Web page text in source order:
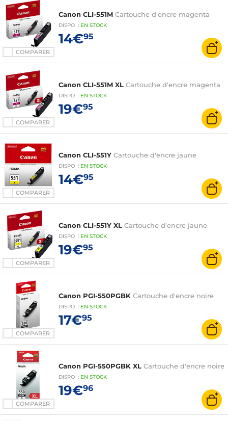
COMPARER
Canon CLI-551M Cartouche d'encre magenta
DISPO : EN STOCK
14€95
COMPARER
Canon CLI-551M XL Cartouche d'encre magenta
DISPO : EN STOCK
19€95
COMPARER
Canon CLI-551Y Cartouche d'encre jaune
DISPO : EN STOCK
14€95
COMPARER
Canon CLI-551Y XL Cartouche d'encre jaune
DISPO : EN STOCK
19€95
COMPARER
Canon PGI-550PGBK Cartouche d'encre noire
DISPO : EN STOCK
17€95
COMPARER
Canon PGI-550PGBK XL Cartouche d'encre noire
DISPO : EN STOCK
19€96